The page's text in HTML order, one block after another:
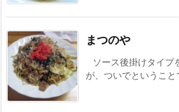
まつのや
ソース後掛けタイプ
が、ついでというこ